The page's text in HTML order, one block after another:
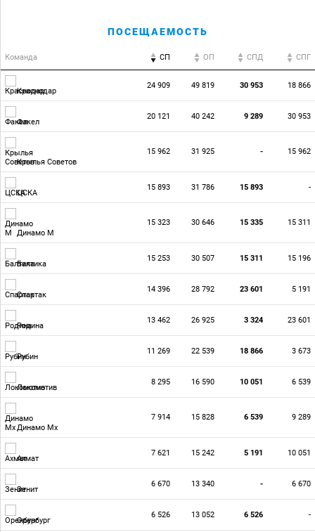
ПОСЕЩАЕМОСТЬ
Команда СП ОП CПД CПГ
Краснодар
24 909 49 819 30 953 18 866
Факел
20 121 40 242 9 289 30 953
Крылья Советов
15 962 31 925 - 15 962
ЦСКА
15 893 31 786 15 893 -
Динамо М
15 323 30 646 15 335 15 311
Балтика
15 253 30 507 15 311 15 196
Спартак
14 396 28 792 23 601 5 191
Родина
13 462 26 925 3 324 23 601
Рубин
11 269 22 539 18 866 3 673
Локомотив
8 295 16 590 10 051 6 539
Динамо Мх
7 914 15 828 6 539 9 289
Ахмат
7 621 15 242 5 191 10 051
Зенит
6 670 13 340 - 6 670
Оренбург
6 526 13 052 6 526 -